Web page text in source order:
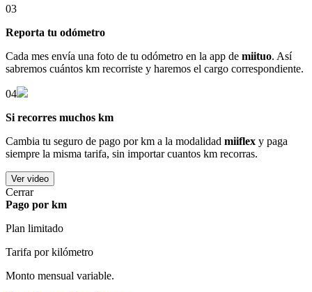
03
Reporta tu odómetro
Cada mes envía una foto de tu odómetro en la app de miituo. Así
sabremos cuántos km recorriste y haremos el cargo correspondiente.
04
Si recorres muchos km
Cambia tu seguro de pago por km a la modalidad miiflex y paga
siempre la misma tarifa, sin importar cuantos km recorras.
Ver video
Cerrar
Pago por km
Plan limitado
Tarifa por kilómetro
Monto mensual variable.